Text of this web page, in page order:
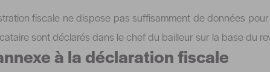
fiscale ne dispose pas suffisamment de données
sont déclarés dans le chef du bailleur sur la base du
à la déclaration fiscale